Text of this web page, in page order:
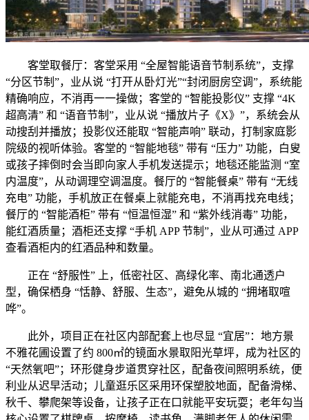
客堂取餐厅：客堂采用 “全屋智能语音节制系统”，支撑
“分区节制”，业从说 “打开从卧灯光”“封闭厨房空调”，系统能
精确响应，不消再一一操做；客堂的 “智能投影仪” 支撑 “4K
超高清” 和 “语音节制”，业从说 “播放片子《X》”，系统会从
动搜刮并播放；投影仪还能取 “智能声响” 联动，打制家庭影
院级的视听体验。客堂的 “智能地毯” 带有 “压力” 功能，白叟
或孩子摔倒时会当即向家人手机发送提示；地毯还能监测 “室
内温度”，从动调理空调温度。餐厅的 “智能餐桌” 带有 “无线
充电” 功能，手机放正在餐桌上就能充电，不消再找充电线；
餐厅的 “智能酒柜” 带有 “恒温恒湿” 和 “紫外线消毒” 功能，
能红酒质量；酒柜还支撑 “手机 APP 节制”，业从可通过 APP
查看酒柜内的红酒品种和数量。
正在 “舒服性” 上，低密社区、高绿化率、南北通透户
型，确保栖身 “恬静、舒服、生态”，避免从城的 “拥堵取喧
哗”。
此外，项目正在社区内部配套上也尽显 “宜居”：地方景
不雅花圃设置了约 800㎡的镜面水景取阳光草坪，成为社区的
“天然氧吧”；环形健身步道贯穿社区，配备夜间照明系统，便
利业从迟早活动；儿童逛乐区采用环保塑胶地面，配备滑梯、
秋千、攀爬架等设备，让孩子正在口就能平安玩耍；老年勾当